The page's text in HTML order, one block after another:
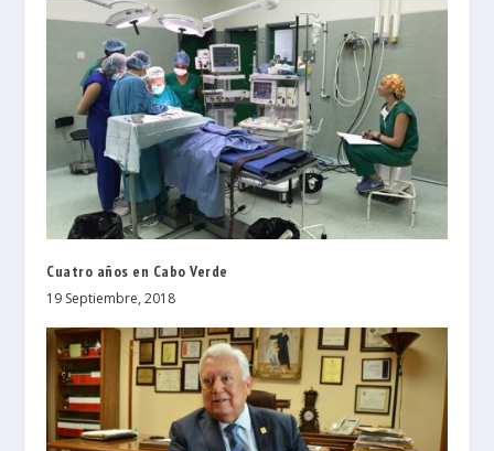
Cuatro años en Cabo Verde
19 Septiembre, 2018